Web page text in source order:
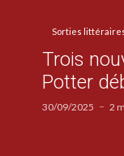
Sorties
Trois
Potter
30/09/2025 2